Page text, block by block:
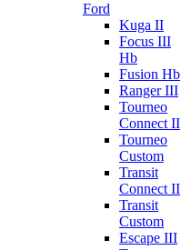
Ford
Kuga II
Focus III
Hb
Fusion Hb
Ranger III
Tourneo
Connect II
Tourneo
Custom
Transit
Connect II
Transit
Custom
Escape III